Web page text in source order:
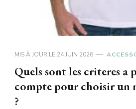
MIS À JOUR LE 24 JUIN 2026
Quels sont les criteres a
compte pour choisir
?